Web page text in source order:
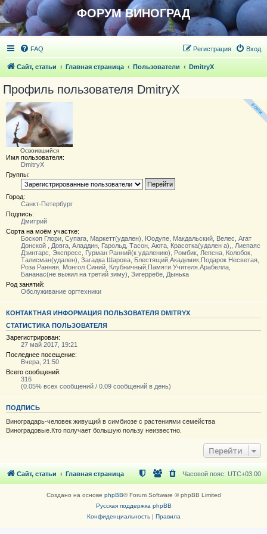
ФОРУМ ВИНОГРАД
FAQ Вход
Регистрация
Сайт, статьи Главная страница Пользователи DmitryX
Профиль пользователя DmitryX
Освоившийся
Имя пользователя:
DmitryX
Группы:
Город:
Санкт-Петербург
Подпись:
Дмитрий
Сорта на моём участке:
Боскоп Глори, Супага, Маркетт(удален), Юодупе, Макдальский, Велес, Агат
Донской , Довга, Аладдин, Гарольд, Тасон, Аюта, Красотка(удален а),, Лиепаяс
Дзинтарс, Экспресс, Гурман Ранний(к удалению), Ромбик, Лепсна, Колобок,
Талисман(удален), Загадка Шарова, Блестящий,Академик,Подарок Несветая,
Роза Ранняя, Монгол Синий, Клубничный,Памяти Учителя.Арабелла,
Бананас(не выжил на третий зиму), Зигерребе, Дынька
Род занятий:
Обслуживание оргтехники
КОНТАКТНАЯ ИНФОРМАЦИЯ ПОЛЬЗОВАТЕЛЯ DMITRYX
СТАТИСТИКА ПОЛЬЗОВАТЕЛЯ
Зарегистрирован:
27 май 2017, 19:21
Последнее посещение:
Вчера, 21:50
Всего сообщений:
316
(0.05% всех сообщений / 0.09 сообщений в день)
ПОДПИСЬ
Виноградарь-человек живущий в симбиозе с растениями семейства
Виноградовые.Кто получает большую пользу неизвестно.
Перейти
Сайт, статьи Главная страница Часовой пояс: UTC+03:00
Создано на основе phpBB® Forum Software © phpBB Limited
Русская поддержка phpBB
Конфиденциальность| Правила